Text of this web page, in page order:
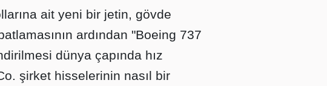
ait yeni bir jetin, gövde
ardından "Boeing 737
dünya çapında hız
şirket hisselerinin nasıl bir